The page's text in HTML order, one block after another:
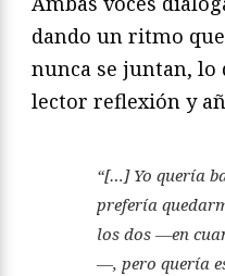
dando un ritmo
nunca se juntan, lo
lector reflexión y
“[…] Yo quería
prefería
los dos —en
—, pero quería